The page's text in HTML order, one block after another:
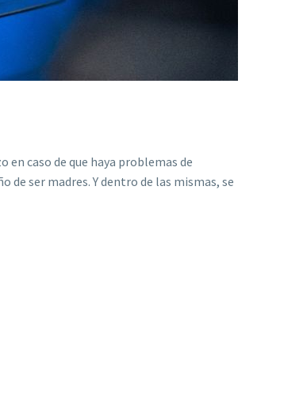
caso de que haya problemas de
de ser madres. Y dentro de las mismas, se